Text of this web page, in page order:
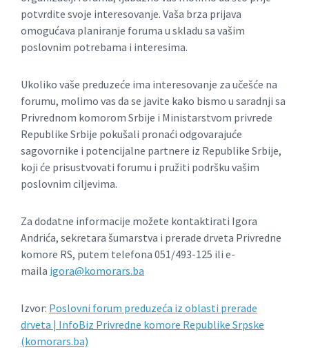
potvrdite svoje interesovanje. Vaša brza prijava
omogućava planiranje foruma u skladu sa vašim
poslovnim potrebama i interesima.
Ukoliko vaše preduzeće ima interesovanje za učešće na
forumu, molimo vas da se javite kako bismo u saradnji sa
Privrednom komorom Srbije i Ministarstvom privrede
Republike Srbije pokušali pronaći odgovarajuće
sagovornike i potencijalne partnere iz Republike Srbije,
koji će prisustvovati forumu i pružiti podršku vašim
poslovnim ciljevima.
Za dodatne informacije možete kontaktirati Igora
Andrića, sekretara šumarstva i prerade drveta Privredne
komore RS, putem telefona 051/493-125 ili e-
maila igora@komorars.ba
Izvor: Poslovni forum preduzeća iz oblasti prerade
drveta | InfoBiz Privredne komore Republike Srpske
(komorars.ba)